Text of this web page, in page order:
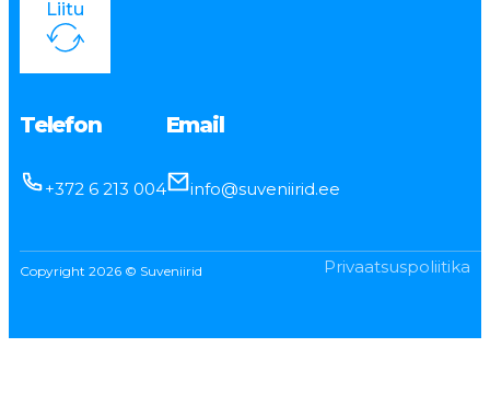
Liitu
Telefon
+372 6 213 004
Email
info@suveniirid.ee
Copyright 2026 © Suveniirid Privaatsuspoliitika